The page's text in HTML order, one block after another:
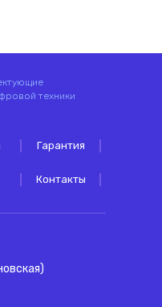
техники
Гарантия
Контакты